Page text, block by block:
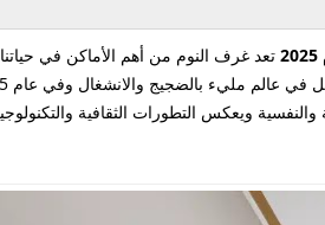
تعد غرف النوم من أهم الأماكن في
والنفسية ويعكس التطورات الثقافية